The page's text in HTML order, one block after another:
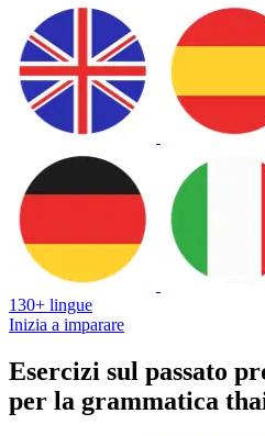
130+ lingue
Inizia a imparare
Esercizi sul passato
per la grammatica